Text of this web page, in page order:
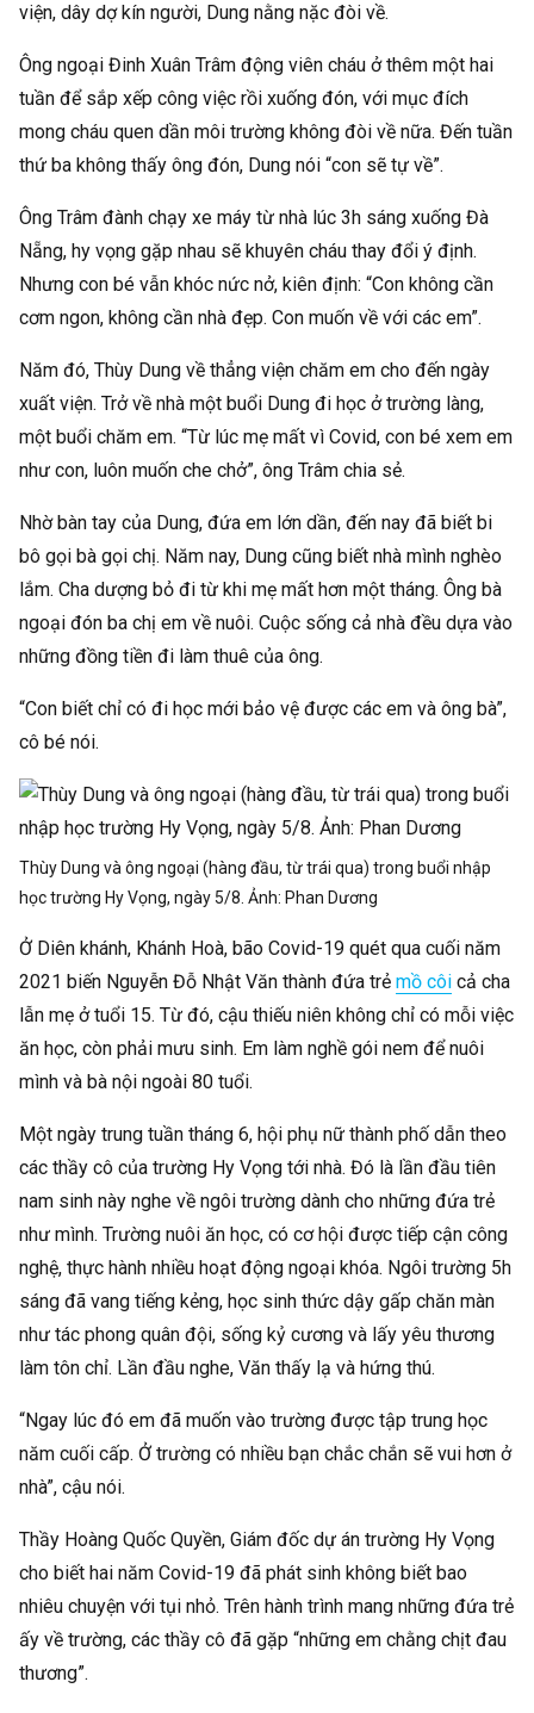
viện, dây dợ kín người, Dung nằng nặc đòi về.
Ông ngoại Đinh Xuân Trâm động viên cháu ở thêm một hai
tuần để sắp xếp công việc rồi xuống đón, với mục đích
mong cháu quen dần môi trường không đòi về nữa. Đến tuần
thứ ba không thấy ông đón, Dung nói “con sẽ tự về”.
Ông Trâm đành chạy xe máy từ nhà lúc 3h sáng xuống Đà
Nẵng, hy vọng gặp nhau sẽ khuyên cháu thay đổi ý định.
Nhưng con bé vẫn khóc nức nở, kiên định: “Con không cần
cơm ngon, không cần nhà đẹp. Con muốn về với các em”.
Năm đó, Thùy Dung về thẳng viện chăm em cho đến ngày
xuất viện. Trở về nhà một buổi Dung đi học ở trường làng,
một buổi chăm em. “Từ lúc mẹ mất vì Covid, con bé xem em
như con, luôn muốn che chở”, ông Trâm chia sẻ.
Nhờ bàn tay của Dung, đứa em lớn dần, đến nay đã biết bi
bô gọi bà gọi chị. Năm nay, Dung cũng biết nhà mình nghèo
lắm. Cha dượng bỏ đi từ khi mẹ mất hơn một tháng. Ông bà
ngoại đón ba chị em về nuôi. Cuộc sống cả nhà đều dựa vào
những đồng tiền đi làm thuê của ông.
“Con biết chỉ có đi học mới bảo vệ được các em và ông bà”,
cô bé nói.
Thùy Dung và ông ngoại (hàng đầu, từ trái qua) trong buổi nhập
học trường Hy Vọng, ngày 5/8. Ảnh: Phan Dương
Ở Diên khánh, Khánh Hoà, bão Covid-19 quét qua cuối năm
2021 biến Nguyễn Đỗ Nhật Văn thành đứa trẻ mồ côi cả cha
lẫn mẹ ở tuổi 15. Từ đó, cậu thiếu niên không chỉ có mỗi việc
ăn học, còn phải mưu sinh. Em làm nghề gói nem để nuôi
mình và bà nội ngoài 80 tuổi.
Một ngày trung tuần tháng 6, hội phụ nữ thành phố dẫn theo
các thầy cô của trường Hy Vọng tới nhà. Đó là lần đầu tiên
nam sinh này nghe về ngôi trường dành cho những đứa trẻ
như mình. Trường nuôi ăn học, có cơ hội được tiếp cận công
nghệ, thực hành nhiều hoạt động ngoại khóa. Ngôi trường 5h
sáng đã vang tiếng kẻng, học sinh thức dậy gấp chăn màn
như tác phong quân đội, sống kỷ cương và lấy yêu thương
làm tôn chỉ. Lần đầu nghe, Văn thấy lạ và hứng thú.
“Ngay lúc đó em đã muốn vào trường được tập trung học
năm cuối cấp. Ở trường có nhiều bạn chắc chắn sẽ vui hơn ở
nhà”, cậu nói.
Thầy Hoàng Quốc Quyền, Giám đốc dự án trường Hy Vọng
cho biết hai năm Covid-19 đã phát sinh không biết bao
nhiêu chuyện với tụi nhỏ. Trên hành trình mang những đứa trẻ
ấy về trường, các thầy cô đã gặp “những em chằng chịt đau
thương”.